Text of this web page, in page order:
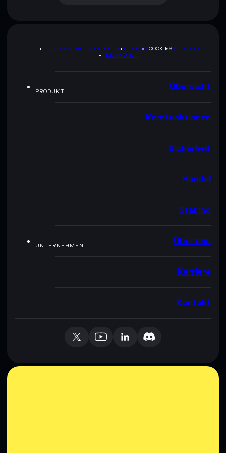
DATENSCHUTZRICHTLINIETERMSCOOKIESSITEMAP
BRAND-KIT
PRODUKT Übersicht
Kernfunktionen
Sicherheit
Handel
Staking
UNTERNEHMEN Über uns
Karriere
Kontakt